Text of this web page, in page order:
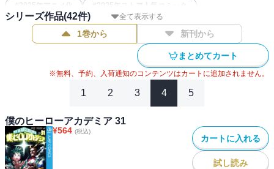
#2025年アニメ化 #2025年ストア人気コミック
#2016年アニメ化 #バトルコミック #2017年アニメ化
2024年アニメ化 # 2019年アニメ化
2018年アニメ化
2022年アニメ化
2024年映画化
全て表示する
シリーズ作品(42件)
1巻から 新刊から
まとめてカート
※無料、予約、入荷通知のコンテンツはカートに追加されません。
1 2 3 4 5
僕のヒーローアカデミア 31
¥564 (税込)
カートに入れる
試し読み